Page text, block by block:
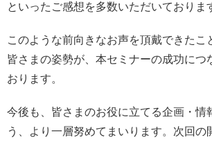
といったご感想を多数いただいておりま
このような前向きなお声を頂戴できたこ
皆さまの姿勢が、本セミナーの成功につ
おります。
今後も、皆さまのお役に立てる企画・情
う、より一層努めてまいります。次回の